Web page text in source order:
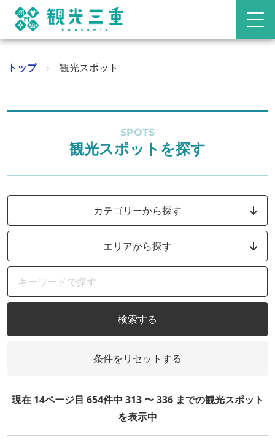
トップ › 観光スポット
SPOTS
観光スポットを探す
カテゴリーから探す
エリアから探す
検索する
条件をリセットする
現在 14ページ目 654件中 313 〜 336 までの観光スポット
を表示中